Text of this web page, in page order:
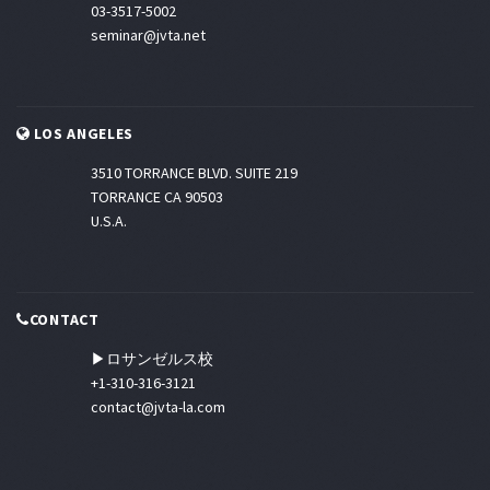
03-3517-5002
seminar@jvta.net
LOS ANGELES
3510 TORRANCE BLVD. SUITE 219
TORRANCE CA 90503
U.S.A.
CONTACT
▶ロサンゼルス校
+1-310-316-3121
contact@jvta-la.com